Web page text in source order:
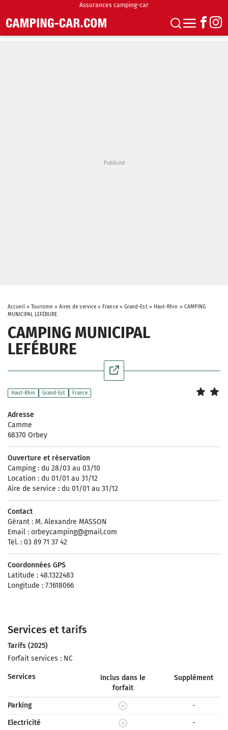
Assurances camping-car
Accueil» Tourisme » Aires de service » France» Grand-Est» Haut-Rhin » CAMPING
MUNICIPAL LEFÉBURE
CAMPING MUNICIPAL
LEFÉBURE
Haut-Rhin Grand-Est France
Adresse
Camme
68370 Orbey
Ouverture et réservation
Camping : du 28/03 au 03/10
Location : du 01/01 au 31/12
Aire de service : du 01/01 au 31/12
Contact
Gérant : M. Alexandre MASSON
Email : orbeycamping@gmail.com
Tel. : 03 89 71 37 42
Coordonnées GPS
Latitude : 48.1322483
Longitude : 7.1618066
Services et tarifs
Tarifs (2025)
Forfait services : NC
Services
Inclus dans le
forfait
Supplément
Parking
-
Electricité
-